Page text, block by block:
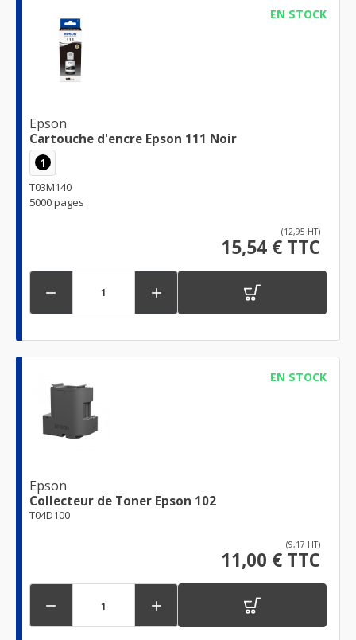
EN STOCK
Epson
Cartouche d'encre Epson 111 Noir
1
T03M140
5000 pages
(12,95 HT)
15,54 € TTC
 
EN STOCK
Epson
Collecteur de Toner Epson 102
T04D100
(9,17 HT)
11,00 € TTC
 